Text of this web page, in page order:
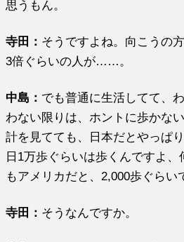
思うもん。
寺田： そうですよね。向こうの
3倍ぐらいの人が……。
中島： でも普通に生活してて、
わない限りは、ホントに歩かな
計を見てても、日本だとやっぱ
日1万歩ぐらいは歩くんですよ
もアメリカだと、2,000歩ぐらい
寺田： そうなんですか。